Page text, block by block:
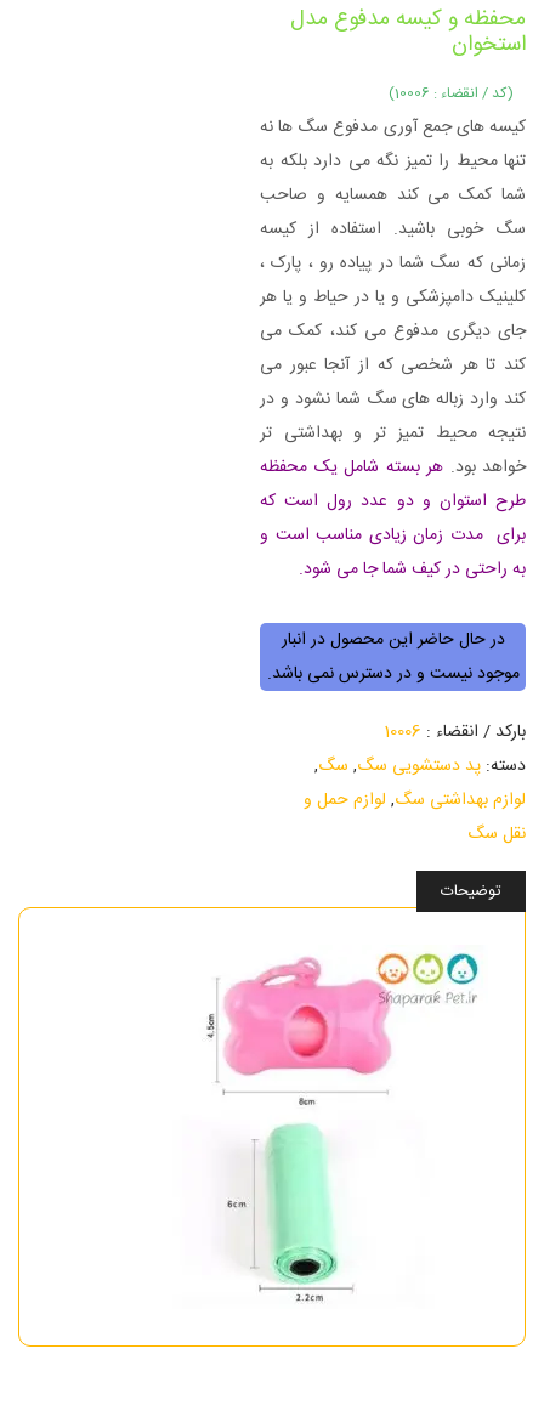
محفظه و کیسه مدفوع مدل
استخوان
(کد / انقضاء : 10006)
کیسه های جمع آوری مدفوع سگ ها نه
تنها محیط را تمیز نگه می دارد بلکه به
شما کمک می کند همسایه و صاحب
سگ خوبی باشید. استفاده از کیسه
زمانی که سگ شما در پیاده رو ، پارک ،
کلینیک دامپزشکی و یا در حیاط و یا هر
جای دیگری مدفوع می کند، کمک می
کند تا هر شخصی که از آنجا عبور می
کند وارد زباله های سگ شما نشود و در
نتیجه محیط تمیز تر و بهداشتی تر
خواهد بود. هر بسته شامل یک محفظه
طرح استوان و دو عدد رول است که
برای مدت زمان زیادی مناسب است و
به راحتی در کیف شما جا می شود.
در حال حاضر این محصول در انبار
موجود نیست و در دسترس نمی باشد.
بارکد / انقضاء : 10006
دسته:پد دستشویی سگ, سگ,
لوازم بهداشتی سگ, لوازم حمل و
نقل سگ
توضیحات